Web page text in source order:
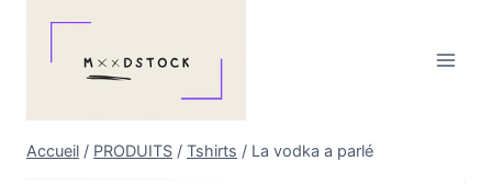
Accueil / PRODUITS / Tshirts / La vodka a parlé